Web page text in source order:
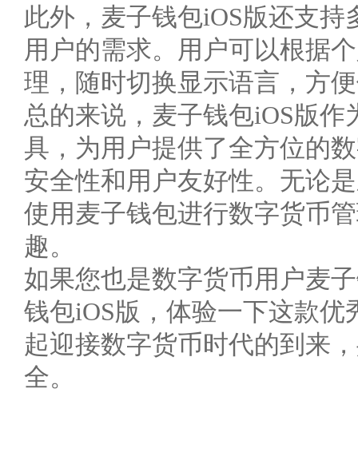
此外，麦子钱包iOS版还支
用户的需求。用户可以根据
理，随时切换显示语言，方
总的来说，麦子钱包iOS版
具，为用户提供了全方位的
安全性和用户友好性。无论
使用麦子钱包进行数字货币
趣。
如果您也是数字货币用户麦
钱包iOS版，体验一下这款
起迎接数字货币时代的到来
全。